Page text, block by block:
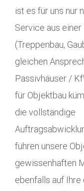
ist es für uns nur
Service aus einer
(Treppenbau,
gleichen
Passivhäuser /
für Objektbau
die vollständige
führen unsere
gewissenhaften
ebenfalls auf Ihre